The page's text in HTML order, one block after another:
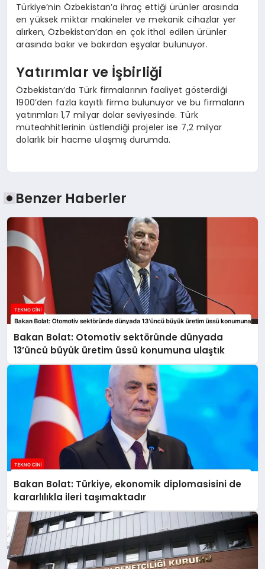
Türkiye’nin Özbekistan’a ihraç ettiği ürünler arasında
en yüksek miktar makineler ve mekanik cihazlar yer
alırken, Özbekistan’dan en çok ithal edilen ürünler
arasında bakır ve bakırdan eşyalar bulunuyor.
Yatırımlar ve İşbirliği
Özbekistan’da Türk firmalarının faaliyet gösterdiği
1900’den fazla kayıtlı firma bulunuyor ve bu firmaların
yatırımları 1,7 milyar dolar seviyesinde. Türk
müteahhitlerinin üstlendiği projeler ise 7,2 milyar
dolarlık bir hacme ulaşmış durumda.
Benzer Haberler
Bakan Bolat: Otomotiv sektöründe dünyada
13’üncü büyük üretim üssü konumuna ulaştık
Bakan Bolat: Türkiye, ekonomik diplomasisini de
kararlılıkla ileri taşımaktadır